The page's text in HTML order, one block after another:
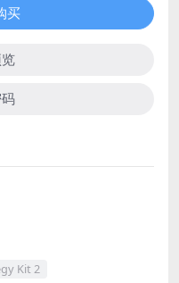
买
Kit 2